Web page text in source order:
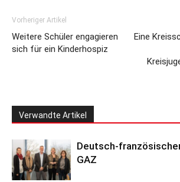
Vorheriger Artikel
Weitere Schüler engagieren
sich für ein Kinderhospiz
Eine
Verwandte Artikel
Deutsch-
GAZ